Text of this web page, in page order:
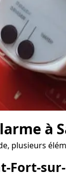
à
plusieurs
Fort-